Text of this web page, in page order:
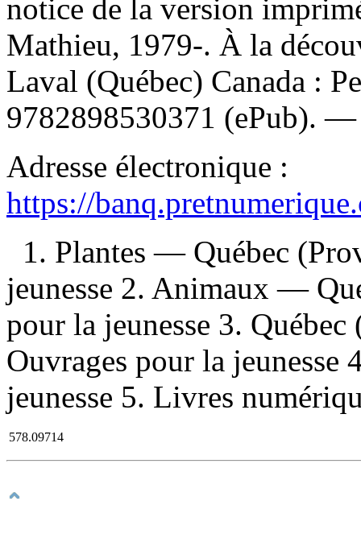
notice de la version
Mathieu, 1979-. À la
Laval (Québec) Canada :
9782898530371 (ePub).
Adresse électronique :
https://
1. Plantes — Québec
jeunesse 2. Animaux —
pour la jeunesse 3.
Ouvrages pour la jeunesse
jeunesse 5. Livres
578.09714